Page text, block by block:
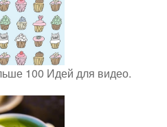
100 Идей для видео.